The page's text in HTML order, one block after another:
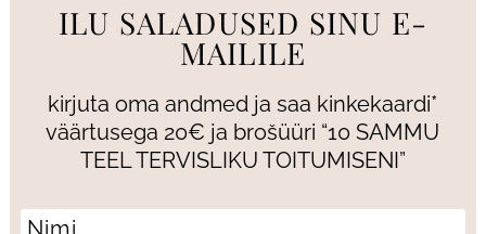
ILU SALADUSED SINU E-
MAILILE
kirjuta oma andmed ja saa kinkekaardi*
väärtusega 20€ ja brošüüri “10 SAMMU
TEEL TERVISLIKU TOITUMISENI”